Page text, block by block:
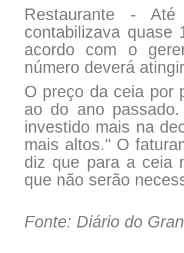
Restaurante -
contabilizava
acordo com o
número deverá
O preço da ceia por
ao do ano
investido mais na
mais altos." O
diz que para a ceia
que não serão
Fonte: Diário do